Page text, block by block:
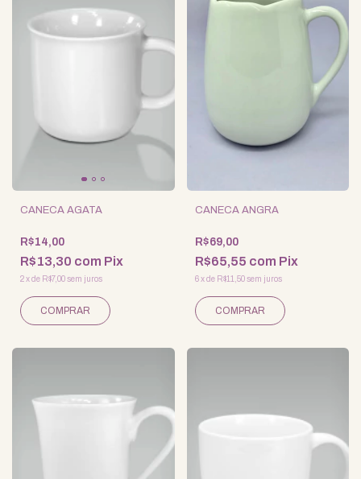
CANECA AGATA
R$14,00
R$13,30 com Pix
2xde R$7,00sem juros
CANECA ANGRA
R$69,00
R$65,55 com Pix
6 xde R$11,50 sem juros